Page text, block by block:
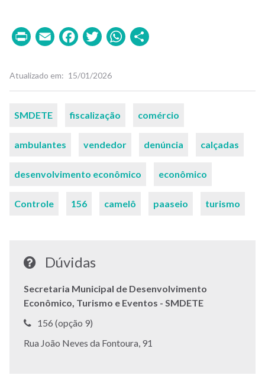
PrintEmailFacebook
TwitterWhatsApp
Atualizado em 15/01/2026
Palavras-
SMDETE fiscalização comércio
ambulantes vendedor denúncia calçadas
desenvolvimento econômico econômico
Controle 156 camelô paaseio turismo
Dúvidas
Secretaria Municipal de Desenvolvimento
Econômico, Turismo e Eventos - SMDETE
Telefone:
156 (opção 9)
Endereço:
Rua João Neves da Fontoura, 91